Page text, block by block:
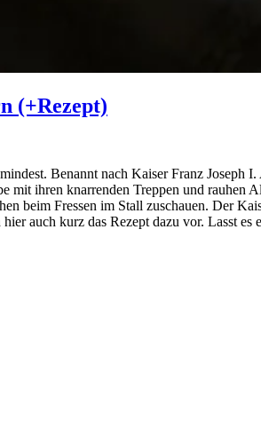
(+Rezept)
Benannt nach Kaiser Franz Joseph
mit ihren knarrenden Treppen und rauhen
beim Fressen im Stall zuschauen. Der
auch kurz das Rezept dazu vor. Lasst es